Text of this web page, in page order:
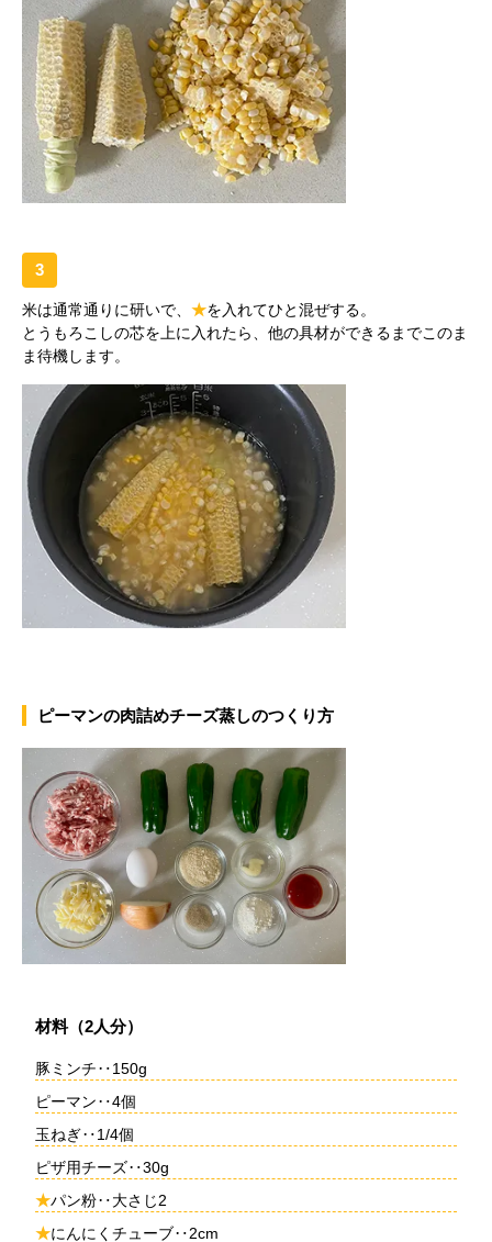
3
米は通常通りに研いで、 ★を入れてひと混ぜする。
とうもろこしの芯を上に入れたら、他の具材ができるまでこのま
ま待機します。
ピーマンの肉詰めチーズ蒸しのつくり方
材料（2人分）
豚ミンチ‥150g
ピーマン‥4個
玉ねぎ‥1/4個
ピザ用チーズ‥30g
★パン粉‥大さじ2
★にんにくチューブ‥2cm